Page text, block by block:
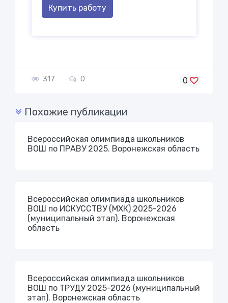
Купить работу
317 0 0
Похожие публикации
Всероссийская олимпиада школьников
ВОШ по ПРАВУ 2025. Воронежская область
Всероссийская олимпиада школьников
ВОШ по ИСКУССТВУ (МХК) 2025-2026
(муниципальный этап). Воронежская
область
Всероссийская олимпиада школьников
ВОШ по ТРУДУ 2025-2026 (муниципальный
этап). Воронежская область